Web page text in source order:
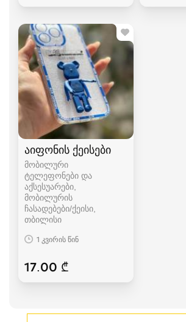
აიფონის ქეისები
მობილური
ტელეფონები და
აქსესუარები,
მობილურის
ჩასადებები/ქეისი
თბილისი
1 კვირის წინ
17.00 ₾